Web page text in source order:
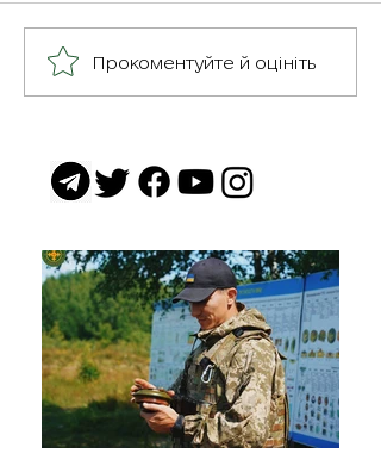
Герої серед нас: медик
Хітмен
Прокоментуйте й оцініть